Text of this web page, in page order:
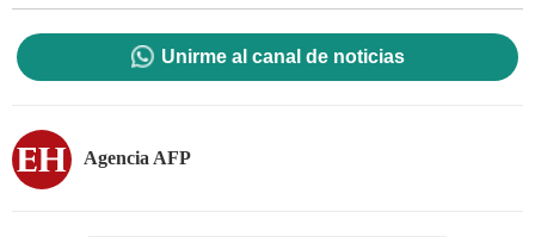
Unirme al canal de noticias
Agencia AFP